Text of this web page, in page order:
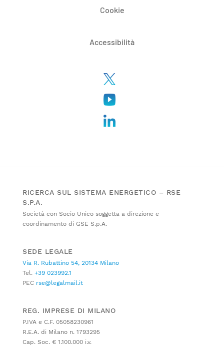
Cookie
Accessibilità
RICERCA SUL SISTEMA ENERGETICO – RSE
S.P.A.
Società con Socio Unico soggetta a direzione e
coordinamento di GSE S.p.A.
SEDE LEGALE
Via R. Rubattino 54, 20134 Milano
Tel. +39 023992.1
PEC rse@legalmail.it
REG. IMPRESE DI MILANO
P.IVA e C.F. 05058230961
R.E.A. di Milano n. 1793295
Cap. Soc. € 1.100.000 i.v.